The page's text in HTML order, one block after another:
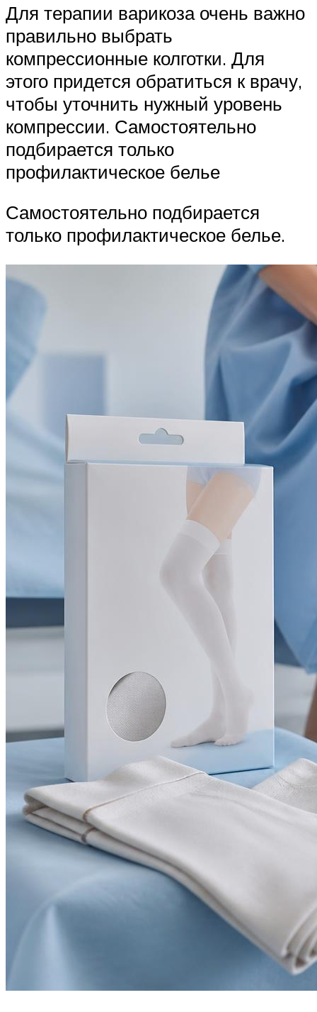
Для терапии варикоза очень важно
правильно выбрать
компрессионные колготки. Для
этого придется обратиться к врачу,
чтобы уточнить нужный уровень
компрессии. Самостоятельно
подбирается только
профилактическое белье
Самостоятельно подбирается
только профилактическое белье.